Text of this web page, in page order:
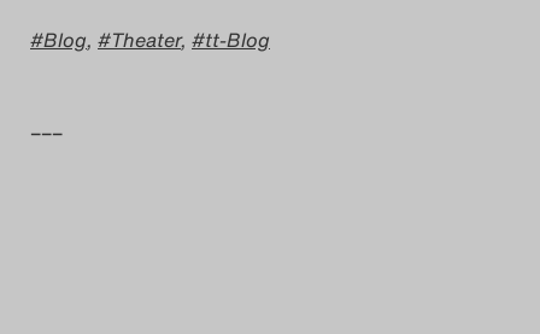
Das Theatertreffen-Blog
Blog, Theater, tt-Blog
–––